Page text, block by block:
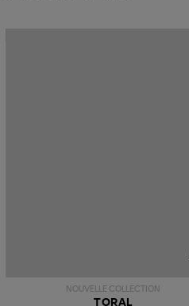
NOUVELLE COLLECTION
TORAL